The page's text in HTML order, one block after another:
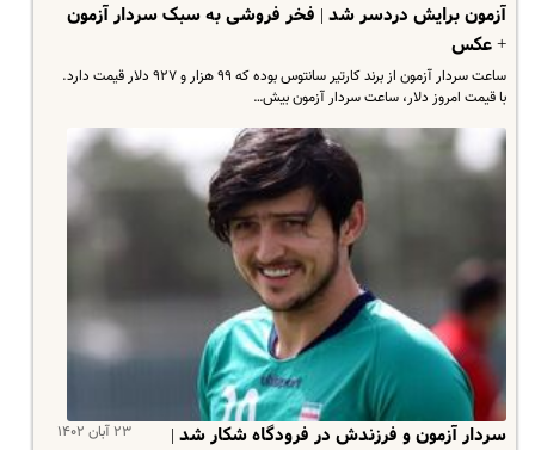
آزمون برایش دردسر شد | فخر فروشی به سبک سردار آزمون
+ عکس
ساعت سردار آزمون از برند کارتیر سانتوس بوده که ۹۹ هزار و ۹۲۷ دلار قیمت دارد.
با قیمت امروز دلار، ساعت سردار آزمون بیش…
۲۳ آبان ۱۴۰۲
سردار آزمون و فرزندش در فرودگاه شکار شد |